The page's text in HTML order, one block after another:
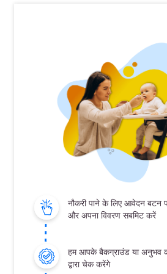
नौकरी पाने के लिए आवेदन बटन
और अपना विवरण सबमिट करें
हम आपके बैकग्राउंड या अनुभव
द्वारा चेक करेंगे